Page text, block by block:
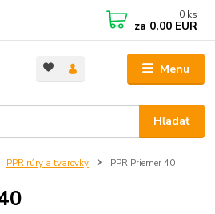
Menu
Hľadať
0 ks
za 0,00 EUR
PPR rúry a tvarovky PPR Priemer 40